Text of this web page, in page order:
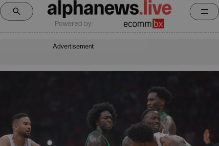
Powered by:
Advertisement